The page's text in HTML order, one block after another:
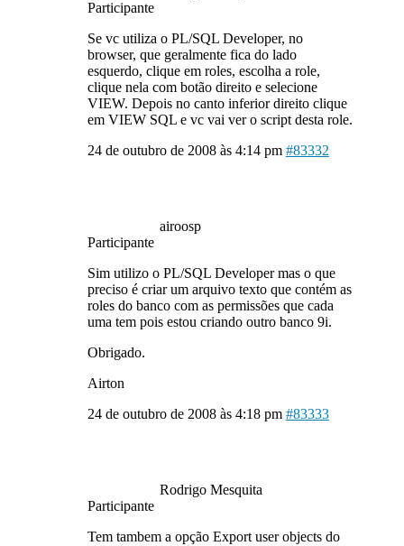
Participante
Se vc utiliza o PL/SQL Developer, no
browser, que geralmente fica do lado
esquerdo, clique em roles, escolha a role,
clique nela com botão direito e selecione
VIEW. Depois no canto inferior direito clique
em VIEW SQL e vc vai ver o script desta role.
24 de outubro de 2008 às 4:14 pm #83332
airoosp
Participante
Sim utilizo o PL/SQL Developer mas o que
preciso é criar um arquivo texto que contém as
roles do banco com as permissões que cada
uma tem pois estou criando outro banco 9i.
Obrigado.
Airton
24 de outubro de 2008 às 4:18 pm #83333
Rodrigo Mesquita
Participante
Tem tambem a opção Export user objects do